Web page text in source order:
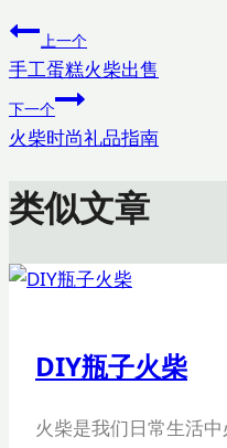
上一个
手工蛋糕火柴出售
下一个
火柴时尚礼品指南
类似文章
DIY瓶子火柴
火柴是我们日常生活